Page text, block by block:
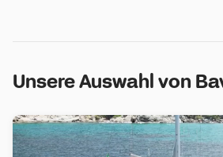
Unsere Auswahl von